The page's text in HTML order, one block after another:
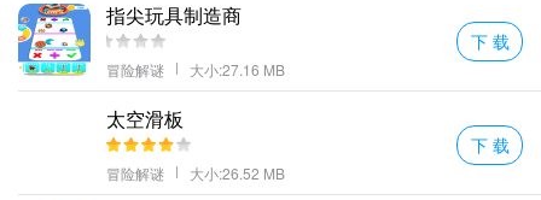
指尖玩具制造商
冒险解谜 大小:27.16 MB
下 载
太空滑板
冒险解谜 大小:26.52 MB
下 载